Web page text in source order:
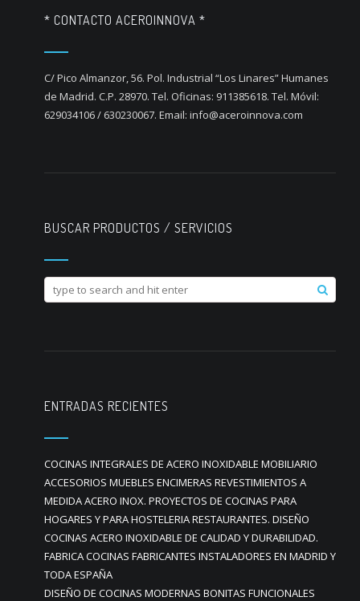
* CONTACTO ACEROINNOVA *
C/ Pico Almanzor, 56. Pol. Industrial “Los Linares” Humanes
de Madrid. C.P. 28970. Tel. Oficinas: 911385618. Tel. Móvil:
629034106 / 630230067. Email: info@aceroinnova.com
BUSCAR PRODUCTOS / SERVICIOS
ENTRADAS RECIENTES
COCINAS INTEGRALES DE ACERO INOXIDABLE MOBILIARIO
ACCESORIOS MUEBLES ENCIMERAS REVESTIMIENTOS A
MEDIDA ACERO INOX. PROYECTOS DE COCINAS PARA
HOGARES Y PARA HOSTELERIA RESTAURANTES. DISEÑO
COCINAS ACERO INOXIDABLE DE CALIDAD Y DURABILIDAD.
FABRICA COCINAS FABRICANTES INSTALADORES EN MADRID Y
TODA ESPAÑA
DISEÑO DE COCINAS MODERNAS BONITAS FUNCIONALES